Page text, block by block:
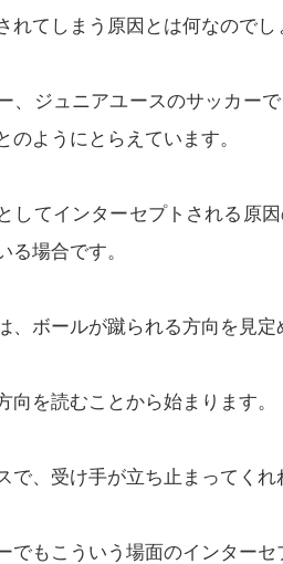
れてしまう原因とは何なのでし
、ジュニアユースのサッカー
のようにとらえています。
してインターセプトされる原
る場合です。
、ボールが蹴られる方向を見定
向を読むことから始まります。
で、受け手が立ち止まってく
でもこういう場面のインターセ